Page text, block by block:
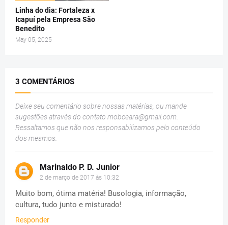
Linha do dia: Fortaleza x
Icapuí pela Empresa São
Benedito
May 05, 2025
3 COMENTÁRIOS
Deixe seu comentário sobre nossas matérias, ou mande
sugestões através do contato mobceara@gmail.com.
Ressaltamos que não nos responsabilizamos pelo conteúdo
dos mesmos.
Marinaldo P. D. Junior
2 de março de 2017 às 10:32
Muito bom, ótima matéria! Busologia, informação,
cultura, tudo junto e misturado!
Responder